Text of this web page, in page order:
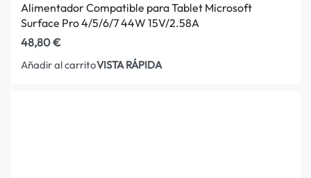
Alimentador Compatible para Tablet Microsoft
Surface Pro 4/5/6/7 44W 15V/2.58A
48,80€
Añadir al carritoVISTA RÁPIDA